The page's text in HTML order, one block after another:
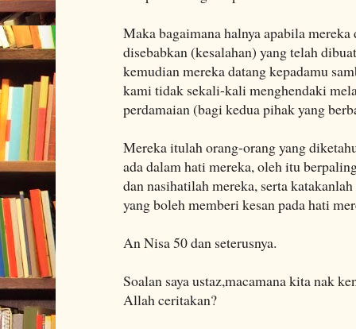
Maka bagaimana halnya apabila
disebabkan (kesalahan) yang telah
kemudian mereka datang kepadamu
kami tidak sekali-kali menghendaki
perdamaian (bagi kedua pihak yang
Mereka itulah orang-orang yang
ada dalam hati mereka, oleh itu
dan nasihatilah mereka, serta
yang boleh memberi kesan pada hati
An Nisa 50 dan seterusnya.
Soalan saya ustaz,macamana kita nak
Allah ceritakan?